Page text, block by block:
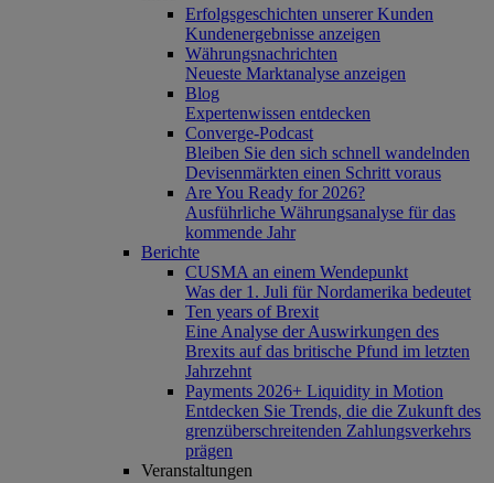
Erfolgsgeschichten unserer Kunden
Kundenergebnisse anzeigen
Währungsnachrichten
Neueste Marktanalyse anzeigen
Blog
Expertenwissen entdecken
Converge-Podcast
Bleiben Sie den sich schnell wandelnden
Devisenmärkten einen Schritt voraus
Are You Ready for 2026?
Ausführliche Währungsanalyse für das
kommende Jahr
Berichte
CUSMA an einem Wendepunkt
Was der 1. Juli für Nordamerika bedeutet
Ten years of Brexit
Eine Analyse der Auswirkungen des
Brexits auf das britische Pfund im letzten
Jahrzehnt
Payments 2026+ Liquidity in Motion
Entdecken Sie Trends, die die Zukunft des
grenzüberschreitenden Zahlungsverkehrs
prägen
Veranstaltungen